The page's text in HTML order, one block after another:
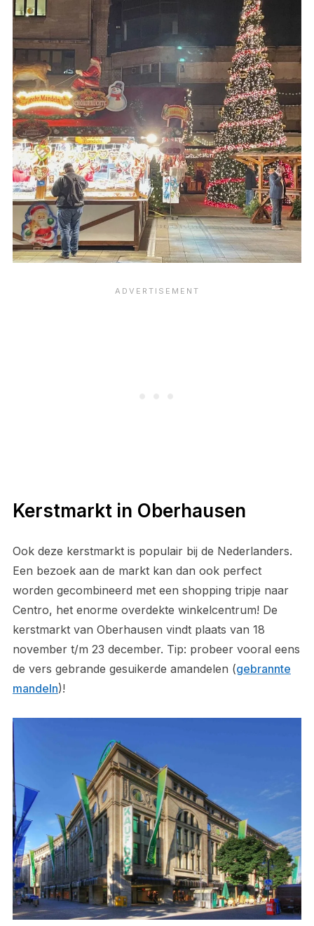
Kerstmarkt in Oberhausen
Ook deze kerstmarkt is populair bij de Nederlanders.
Een bezoek aan de markt kan dan ook perfect
worden gecombineerd met een shopping tripje naar
Centro, het enorme overdekte winkelcentrum! De
kerstmarkt van Oberhausen vindt plaats van 18
november t/m 23 december. Tip: probeer vooral eens
de vers gebrande gesuikerde amandelen (gebrannte
mandeln)!